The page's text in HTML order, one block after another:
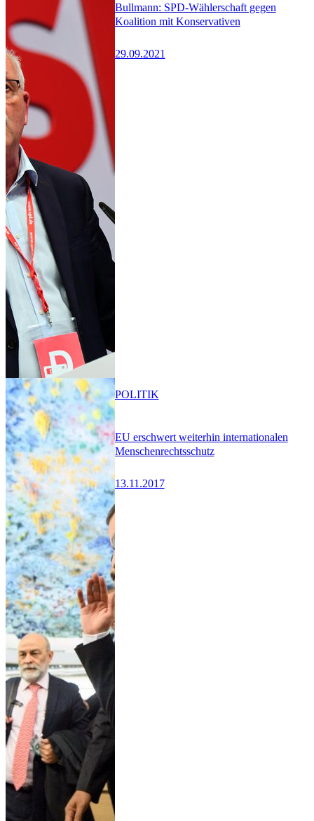
Bullmann: SPD-Wählerschaft gegen
Koalition mit Konservativen
29.09.2021
EU erschwert weiterhin internationalen
Menschenrechtsschutz
13.11.2017
POLITIK